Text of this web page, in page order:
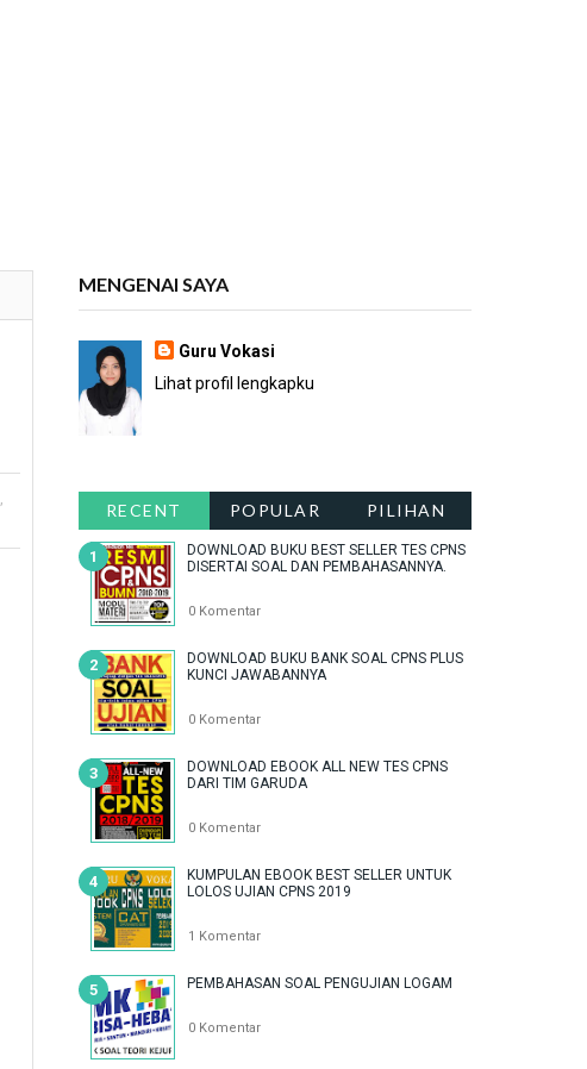
,
MENGENAI SAYA
Guru Vokasi
Lihat profil lengkapku
RECENT POPULAR PILIHAN
DOWNLOAD BUKU BEST SELLER TES CPNS
DISERTAI SOAL DAN PEMBAHASANNYA.
0 Komentar
DOWNLOAD BUKU BANK SOAL CPNS PLUS
KUNCI JAWABANNYA
0 Komentar
DOWNLOAD EBOOK ALL NEW TES CPNS
DARI TIM GARUDA
0 Komentar
KUMPULAN EBOOK BEST SELLER UNTUK
LOLOS UJIAN CPNS 2019
1 Komentar
PEMBAHASAN SOAL PENGUJIAN LOGAM
0 Komentar